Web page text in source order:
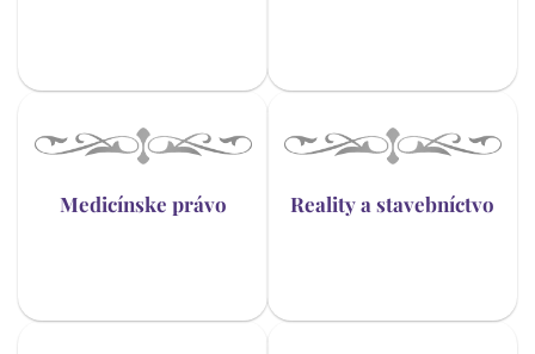
Medicínske právo Reality a stavebníctvo